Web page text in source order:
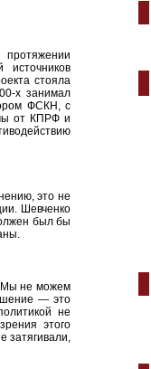
стояла
х занимал
ФСКН, с
от КПРФ и
это не
Шевченко
был бы
не можем
— это
не
этого
затягивали,